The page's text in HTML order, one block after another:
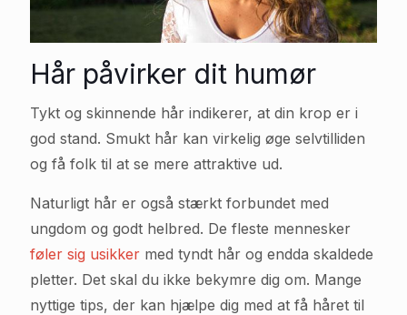
Hår påvirker dit humør
Tykt og skinnende hår indikerer, at din krop er i
god stand. Smukt hår kan virkelig øge selvtilliden
og få folk til at se mere attraktive ud.
Naturligt hår er også stærkt forbundet med
ungdom og godt helbred. De fleste mennesker
føler sig usikker med tyndt hår og endda skaldede
pletter. Det skal du ikke bekymre dig om. Mange
nyttige tips, der kan hjælpe dig med at få håret til